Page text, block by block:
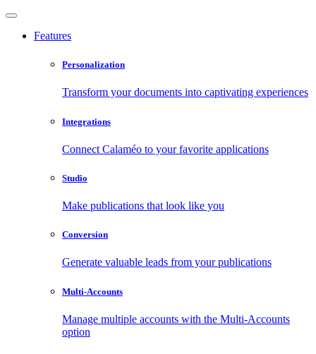
Features
Personalization
Transform your documents into captivating experiences
Integrations
Connect Calaméo to your favorite applications
Studio
Make publications that look like you
Conversion
Generate valuable leads from your publications
Multi-Accounts
Manage multiple accounts with the Multi-Accounts
option